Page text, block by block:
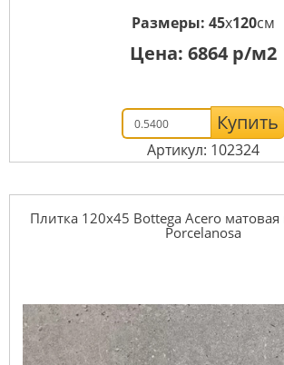
Размеры: 45x120см
Цена: 6864 р/м2
Купить
Артикул: 102324
Плитка 120x45 Bottega Acero
Porcelanosa